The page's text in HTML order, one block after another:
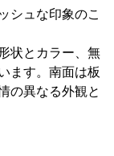
シュな印象のこ
状とカラー、無
ます。南面は板
の異なる外観と